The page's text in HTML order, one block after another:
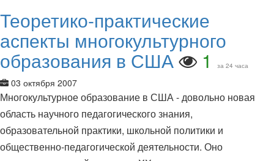
Теоретико-практические
аспекты многокультурного
образования в США 1 за 24 часа
03 октября 2007
Многокультурное образование в США - довольно новая
область научного педагогического знания,
образовательной практики, школьной политики и
общественно-педагогической деятельности. Оно